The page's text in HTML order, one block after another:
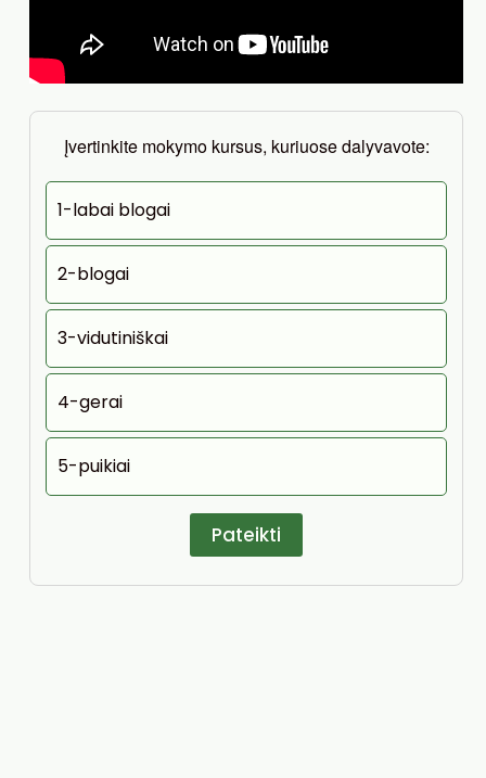
Įvertinkite mokymo kursus, kuriuose dalyvavote:
1-labai blogai
2-blogai
3-vidutiniškai
4-gerai
5-puikiai